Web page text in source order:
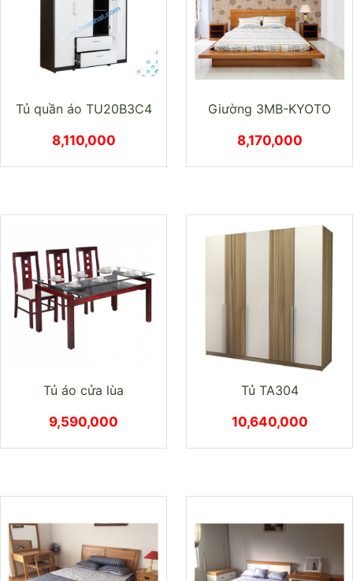
Tủ quần áo TU20B3C4
8,110,000
Giường 3MB-KYOTO
8,170,000
Tủ áo cửa lùa
9,590,000
Tủ TA304
10,640,000